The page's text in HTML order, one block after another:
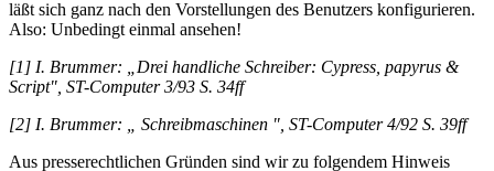
läßt sich ganz nach den Vorstellungen des Benutzers konfigurieren.
Also: Unbedingt einmal ansehen!
[1] I. Brummer: „Drei handliche Schreiber: Cypress, papyrus &
Script", ST-Computer 3/93 S. 34ff
[2] I. Brummer: „ Schreibmaschinen ", ST-Computer 4/92 S. 39ff
Aus presserechtlichen Gründen sind wir zu folgendem Hinweis